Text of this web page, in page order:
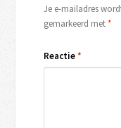
Je e-mailadres
gemarkeerd met*
Reactie*